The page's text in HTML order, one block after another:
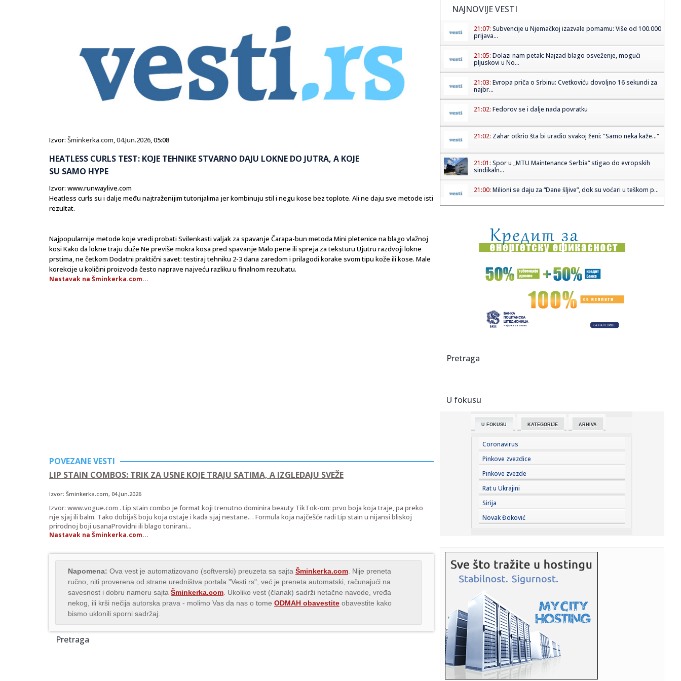
Izvor: Šminkerka.com,04.Jun.2026, 05:08
HEATLESS CURLS TEST: KOJE TEHNIKE STVARNO DAJU LOKNE DO JUTRA, A KOJE
SU SAMO HYPE
Izvor: www.runwaylive.com
Heatless curls su i dalje među najtraženijim tutorijalima jer kombinuju stil i negu kose bez toplote. Ali ne daju sve metode isti
rezultat.
Najpopularnije metode koje vredi probati Svilenkasti valjak za spavanje Čarapa-bun metoda Mini pletenice na blago vlažnoj
kosi Kako da lokne traju duže Ne previše mokra kosa pred spavanje Malo pene ili spreja za teksturu Ujutru razdvoji lokne
prstima, ne četkom Dodatni praktični savet: testiraj tehniku 2-3 dana zaredom i prilagodi korake svom tipu kože ili kose. Male
korekcije u količini proizvoda često naprave najveću razliku u finalnom rezultatu.
Nastavak na Šminkerka.com...
POVEZANE VESTI
LIP STAIN COMBOS: TRIK ZA USNE KOJE TRAJU SATIMA, A IZGLEDAJU SVEŽE
Izvor: Šminkerka.com, 04.Jun.2026
Izvor: www.vogue.com . Lip stain combo je format koji trenutno dominira beauty TikTok-om: prvo boja koja traje, pa preko
nje sjaj ili balm. Tako dobijaš boju koja ostaje i kada sjaj nestane.. . Formula koja najčešće radi Lip stain u nijansi bliskoj
prirodnoj boji usanaProvidni ili blago tonirani...
Nastavak na Šminkerka.com...
Napomena: Ova vest je automatizovano (softverski) preuzeta sa sajta Šminkerka.com . Nije preneta
ručno, niti proverena od strane uredništva portala "Vesti.rs", već je preneta automatski, računajući na
savesnost i dobru nameru sajta Šminkerka.com . Ukoliko vest (članak) sadrži netačne navode, vređa
nekog, ili krši nečija autorska prava - molimo Vas da nas o tome ODMAH obavestite obavestite kako
bismo uklonili sporni sadržaj.
Pretraga
NAJNOVIJE VESTI
21:07: Subvencije u Njemačkoj izazvale pomamu: Više od 100.000
prijava...
21:05: Dolazi nam petak: Najzad blago osveženje, mogući
pljuskovi u No...
21:03: Evropa priča o Srbinu: Cvetkoviću dovoljno 16 sekundi za
najbr...
21:02: Fedorov se i dalje nada povratku
21:02: Zahar otkrio šta bi uradio svakoj ženi: "Samo neka kaže..."
21:01: Spor u „MTU Maintenance Serbia“ stigao do evropskih
sindikaln...
21:00: Milioni se daju za “Dane šljive”, dok su voćari u teškom p...
21:00:Evakuacija stanovnika dva naselja zbog požara u
Deliblatskoj pe...
20:58:Horor u Nemačkoj: Sudarila se dva tramvaja, više od 25
povređe...
Od prodaje pilića do letovanja na jahti: Novi prizori Bojane
20:57:Kineski proizvođač robota procenjen na više od devet
izgubi Sem...
20:52:
20:46:
Novi veliki posao Real Madrida – rešena sudbina
20:45:"Kompas": Senke nad "listom"
20:45:Vučić najavio veliki skup u Novom Sadu: Očekujem pobedu
na niv...
20:44:Fotelja mu visi o koncu: Zbog čega se republikanci okreću
proti...
20:37: PARKER NE ODUSTAJE OD SNA: Želi ono što Asvel čeka
skoro tri d...
20:37:
20:36:Lamborghini Revuelto SV postavio novi rekord na
Hokenhajmringu
20:28:Litvanci surovo iskreni: "Niko nije uzbuđen zbog Partizana
– Z...
20:27:Smailagić je predstavljen - više nema dileme gde nastavlja
Pretraga
U fokusu
U FOKUSU KATEGORIJE ARHIVA
Coronavirus
Pinkove zvezdice
Pinkove zvezde
Rat u Ukrajini
Sirija
Novak Đoković